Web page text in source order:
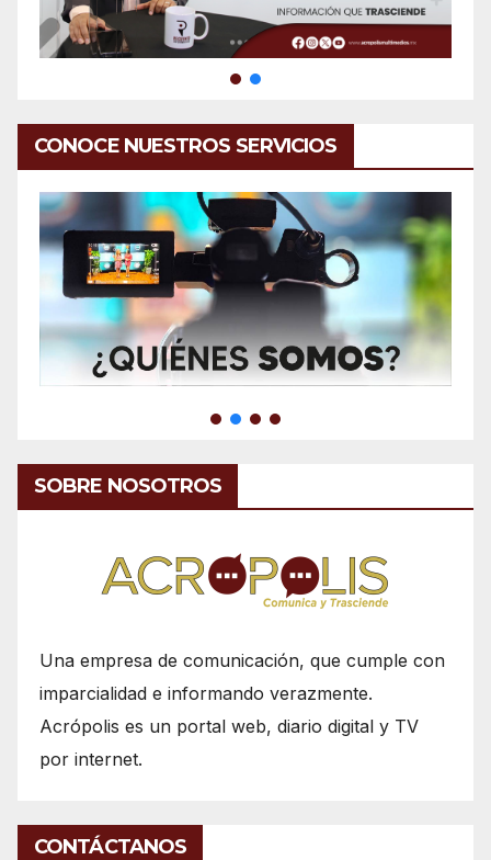
CONOCE NUESTROS SERVICIOS
SOBRE NOSOTROS
Una empresa de comunicación, que cumple con
imparcialidad e informando verazmente.
Acrópolis es un portal web, diario digital y TV
por internet.
CONTÁCTANOS